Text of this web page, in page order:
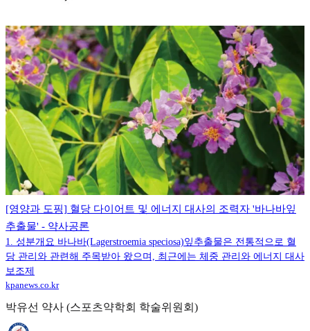
[영양과 도핑] 혈당 다이어트 및 에너지 대사의 조력자 '바나바잎
추출물' - 약사공론
1. 성분개요 바나바(Lagerstroemia speciosa)잎추출물은 전통적으로 혈
당 관리와 관련해 주목받아 왔으며, 최근에는 체중 관리와 에너지 대사
보조제
kpanews.co.kr
박유선 약사 (스포츠약학회 학술위원회)